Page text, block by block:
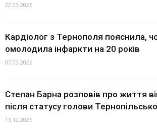
22.03.2026
Кардіолог з Тернополя пояснила,
омолодила інфаркти на 20 років
07.03.2026
Степан Барна розповів про життя
після статусу голови
15.12.2025